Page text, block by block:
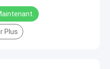
Plus